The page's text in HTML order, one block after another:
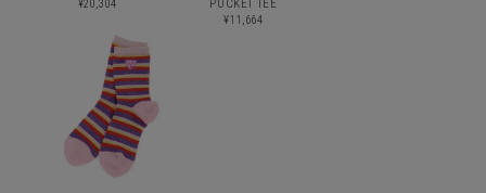
¥20,304
POCKET TEE
¥11,664